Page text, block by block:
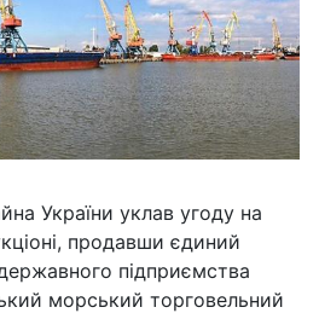
України уклав угоду на
продавши єдиний
підприємства
морський торговельний